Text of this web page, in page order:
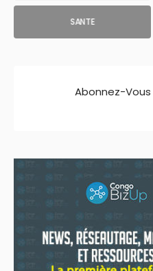
SANTE
Abonnez-